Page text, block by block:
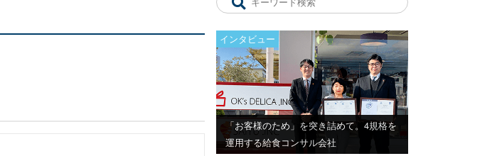
インタビュー
「お客様のため」を突き詰めて。4規格を
運用する給食コンサル会社